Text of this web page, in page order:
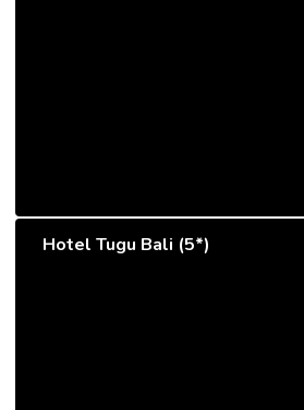
Hotel Tugu Bali (5*)